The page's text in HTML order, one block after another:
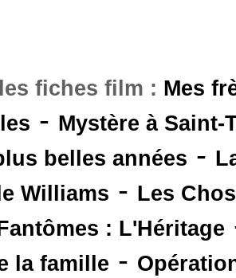
fiches film : Mes
- Mystère à Saint-
belles années -
Williams - Les
: L'Héritage
la famille -